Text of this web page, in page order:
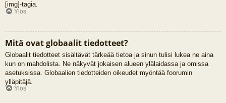
[img]-tagia.
Ylös
Mitä ovat globaalit tiedotteet?
Globaalit tiedotteet sisältävät tärkeää tietoa ja sinun tulisi lukea ne aina
kun on mahdolista. Ne näkyvät jokaisen alueen ylälaidassa ja omissa
asetuksissa. Globaalien tiedotteiden oikeudet myöntää foorumin
ylläpitäjä.
Ylös